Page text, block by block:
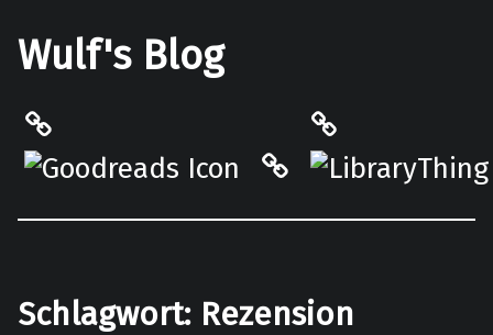
Wulf's Blog
Hardcover.App
Schlagwort: Rezension